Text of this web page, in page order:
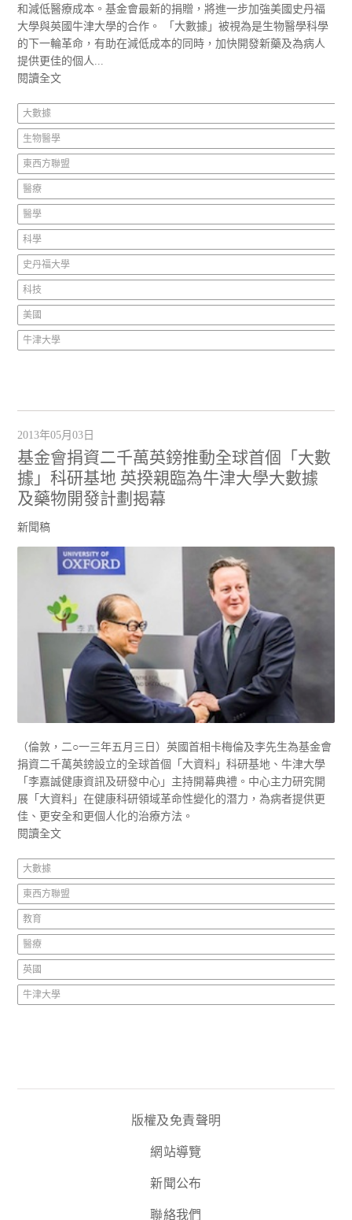
和減低醫療成本。基金會最新的捐贈，將進一步加強美國史丹福
大學與英國牛津大學的合作。 「大數據」被視為是生物醫學科學
的下一輪革命，有助在減低成本的同時，加快開發新藥及為病人
提供更佳的個人...
閱讀全文
大數據
生物醫學
東西方聯盟
醫療
醫學
科學
史丹福大學
科技
美國
牛津大學
2013年05月03日
基金會捐資二千萬英鎊推動全球首個「大數
據」科研基地 英揆親臨為牛津大學大數據
及藥物開發計劃揭幕
新聞稿
（倫敦，二○一三年五月三日）英國首相卡梅倫及李先生為基金會
捐資二千萬英鎊設立的全球首個「大資料」科研基地、牛津大學
「李嘉誠健康資訊及研發中心」主持開幕典禮。中心主力研究開
展「大資料」在健康科研領域革命性變化的潛力，為病者提供更
佳、更安全和更個人化的治療方法。
閱讀全文
大數據
東西方聯盟
教育
醫療
英國
牛津大學
版權及免責聲明
網站導覽
新聞公布
聯絡我們